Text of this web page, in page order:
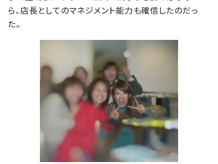
ら、店長としてのマネジメント能力も確信したのだっ
た。